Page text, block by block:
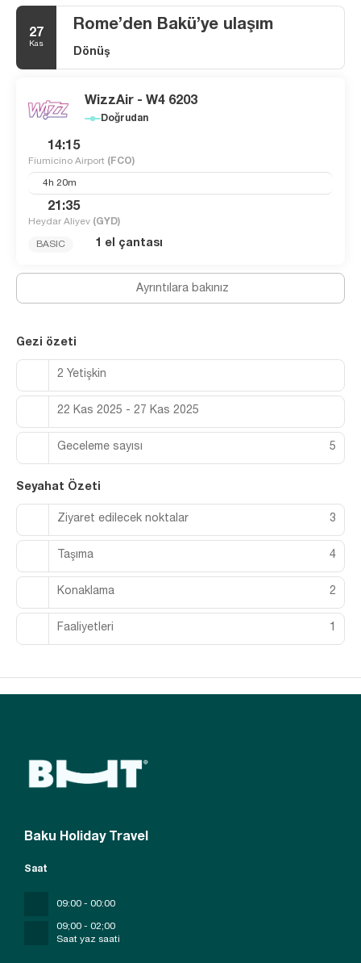
27
Kas
Rome’den Bakü’ye ulaşım
Dönüş
WizzAir - W4 6203
Doğrudan
14:15
Fiumicino Airport (FCO)
4h 20m
21:35
Heydar Aliyev (GYD)
BASIC 1 el çantası
Ayrıntılara bakınız
Gezi özeti
2 Yetişkin
22 Kas 2025 - 27 Kas 2025
Geceleme sayısı 5
Seyahat Özeti
Ziyaret edilecek noktalar 3
Taşıma 4
Konaklama 2
Faaliyetleri 1
Baku Holiday Travel
Saat
09:00 - 00:00
09;00 - 02;00
Saat yaz saati